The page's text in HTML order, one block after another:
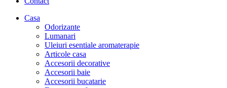
Casa
Odorizante
Lumanari
Uleiuri esentiale aromaterapie
Articole casa
Accesorii decorative
Accesorii baie
Accesorii bucatarie